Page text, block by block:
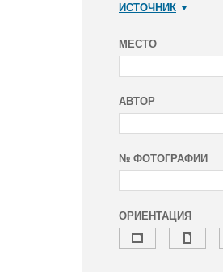
ИСТОЧНИК
МЕСТО
АВТОР
№ ФОТОГРАФИИ
ОРИЕНТАЦИЯ